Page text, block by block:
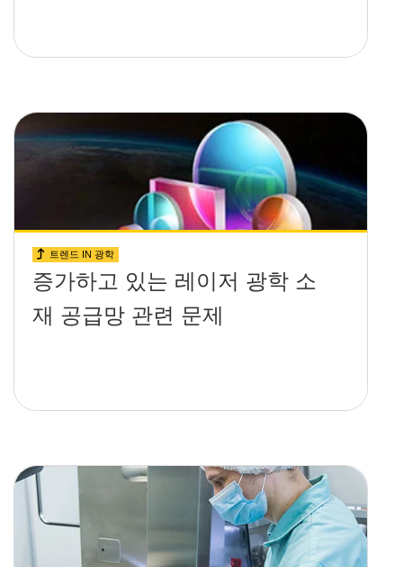
트렌드 IN 광학
증가하고 있는 레이저 광학 소
재 공급망 관련 문제